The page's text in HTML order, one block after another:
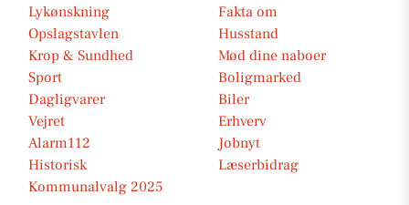
Lykønskning
Fakta om
Opslagstavlen
Husstand
Krop & Sundhed
Mød dine naboer
Sport
Boligmarked
Dagligvarer
Biler
Vejret
Erhverv
Alarm112
Jobnyt
Historisk
Læserbidrag
Kommunalvalg 2025